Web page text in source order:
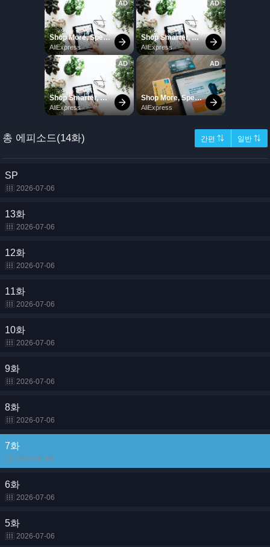
총 에피소드(14화) 간편 ⇅ 일반 ⇅
SP
2026-07-06
13화
2026-07-06
12화
2026-07-06
11화
2026-07-06
10화
2026-07-06
9화
2026-07-06
8화
2026-07-06
7화
2026-07-06
6화
2026-07-06
5화
2026-07-06